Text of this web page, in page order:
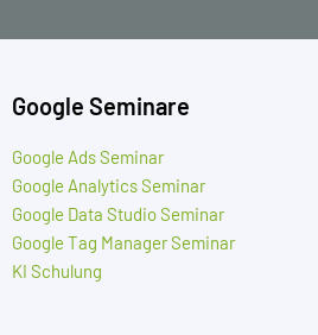
Google Seminare
Google Ads Seminar
Google Analytics Seminar
Google Data Studio Seminar
Google Tag Manager Seminar
KI Schulung